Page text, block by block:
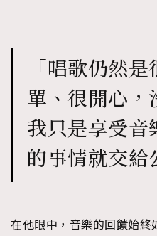
「唱歌仍然
單、很開心，
我只是享受音
的事情就交給
在他眼中，音樂的回饋始終